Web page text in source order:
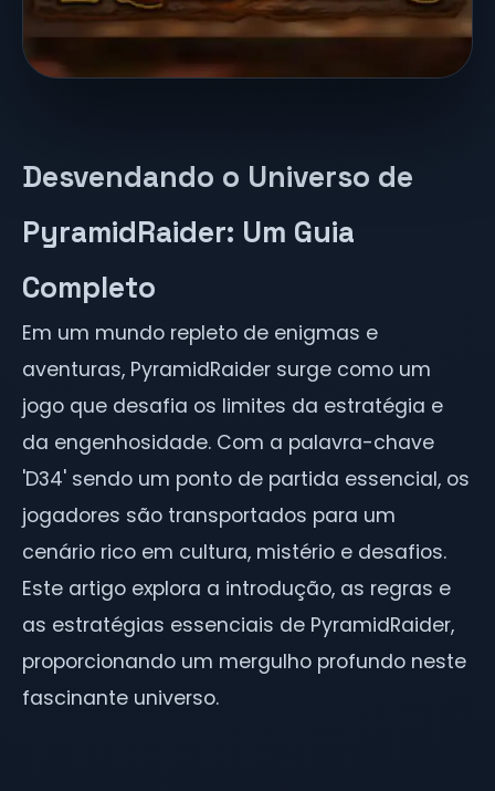
Desvendando o Universo de
PyramidRaider: Um Guia
Completo
Em um mundo repleto de enigmas e
aventuras, PyramidRaider surge como um
jogo que desafia os limites da estratégia e
da engenhosidade. Com a palavra-chave
'D34' sendo um ponto de partida essencial, os
jogadores são transportados para um
cenário rico em cultura, mistério e desafios.
Este artigo explora a introdução, as regras e
as estratégias essenciais de PyramidRaider,
proporcionando um mergulho profundo neste
fascinante universo.